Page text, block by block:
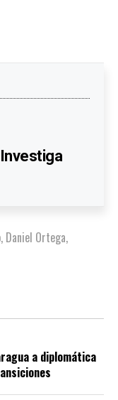
, Daniel Ortega,
a diplomática